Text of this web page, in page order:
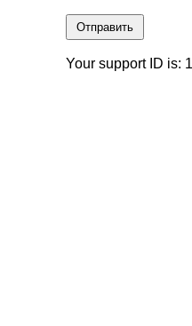
Отправить
Your support ID is: